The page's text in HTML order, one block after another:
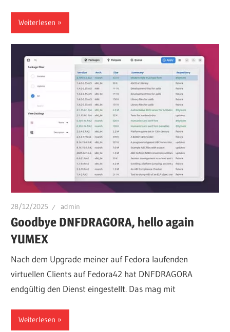
Weiterlesen
28/12/2025 admin
Goodbye DNFDRAGORA, hello again
YUMEX
Nach dem Upgrade meiner auf Fedora laufenden
virtuellen Clients auf Fedora42 hat DNFDRAGORA
endgültig den Dienst eingestellt. Das mag mit
Weiterlesen